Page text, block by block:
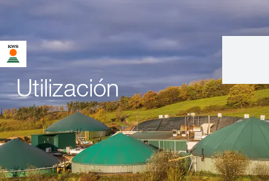
Utilización